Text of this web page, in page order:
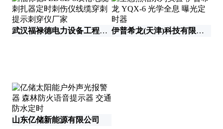
武汉福禄德电力设备工程有限公司 伊普希龙(天津)科技有限公司
山东亿储新能源有限公司